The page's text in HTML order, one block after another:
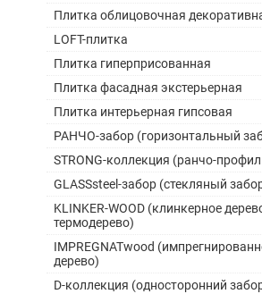
Плитка облицовочная
LOFT-плитка
Плитка гиперприсованная
Плитка фасадная экстерьерная
Плитка интерьерная гипсовая
РАНЧО-забор (горизонтальный
STRONG-коллекция (ранчо-
GLASSsteel-забор (стекляный
KLINKER-WOOD (клинкерное
термодерево)
IMPREGNATwood
дерево)
D-коллекция (односторонний